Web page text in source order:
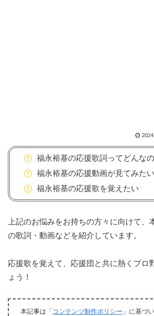
福永裕基の応援歌詞ってどんな
福永裕基の応援動画が見てみたい
福永裕基の応援歌を覚えたい
上記のお悩みをお持ちの方々に向けて、
の歌詞・動画などを紹介しています。
応援歌を覚えて、応援団と共に熱くプロ
ょう！
本記事は「 コンテンツ制作ポリシー 」に基づ